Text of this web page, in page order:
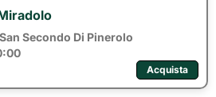
San Secondo Di Pinerolo
Acquista